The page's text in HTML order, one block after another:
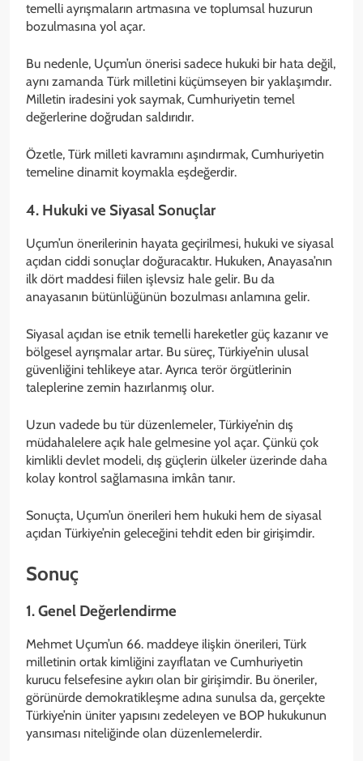
temelli ayrışmaların artmasına ve toplumsal huzurun
bozulmasına yol açar.
Bu nedenle, Uçum’un önerisi sadece hukuki bir hata değil,
aynı zamanda Türk milletini küçümseyen bir yaklaşımdır.
Milletin iradesini yok saymak, Cumhuriyetin temel
değerlerine doğrudan saldırıdır.
Özetle, Türk milleti kavramını aşındırmak, Cumhuriyetin
temeline dinamit koymakla eşdeğerdir.
4. Hukuki ve Siyasal Sonuçlar
Uçum’un önerilerinin hayata geçirilmesi, hukuki ve siyasal
açıdan ciddi sonuçlar doğuracaktır. Hukuken, Anayasa’nın
ilk dört maddesi fiilen işlevsiz hale gelir. Bu da
anayasanın bütünlüğünün bozulması anlamına gelir.
Siyasal açıdan ise etnik temelli hareketler güç kazanır ve
bölgesel ayrışmalar artar. Bu süreç, Türkiye’nin ulusal
güvenliğini tehlikeye atar. Ayrıca terör örgütlerinin
taleplerine zemin hazırlanmış olur.
Uzun vadede bu tür düzenlemeler, Türkiye’nin dış
müdahalelere açık hale gelmesine yol açar. Çünkü çok
kimlikli devlet modeli, dış güçlerin ülkeler üzerinde daha
kolay kontrol sağlamasına imkân tanır.
Sonuçta, Uçum’un önerileri hem hukuki hem de siyasal
açıdan Türkiye’nin geleceğini tehdit eden bir girişimdir.
Sonuç
1. Genel Değerlendirme
Mehmet Uçum’un 66. maddeye ilişkin önerileri, Türk
milletinin ortak kimliğini zayıflatan ve Cumhuriyetin
kurucu felsefesine aykırı olan bir girişimdir. Bu öneriler,
görünürde demokratikleşme adına sunulsa da, gerçekte
Türkiye’nin üniter yapısını zedeleyen ve BOP hukukunun
yansıması niteliğinde olan düzenlemelerdir.